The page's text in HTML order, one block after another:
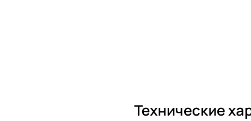
Технические